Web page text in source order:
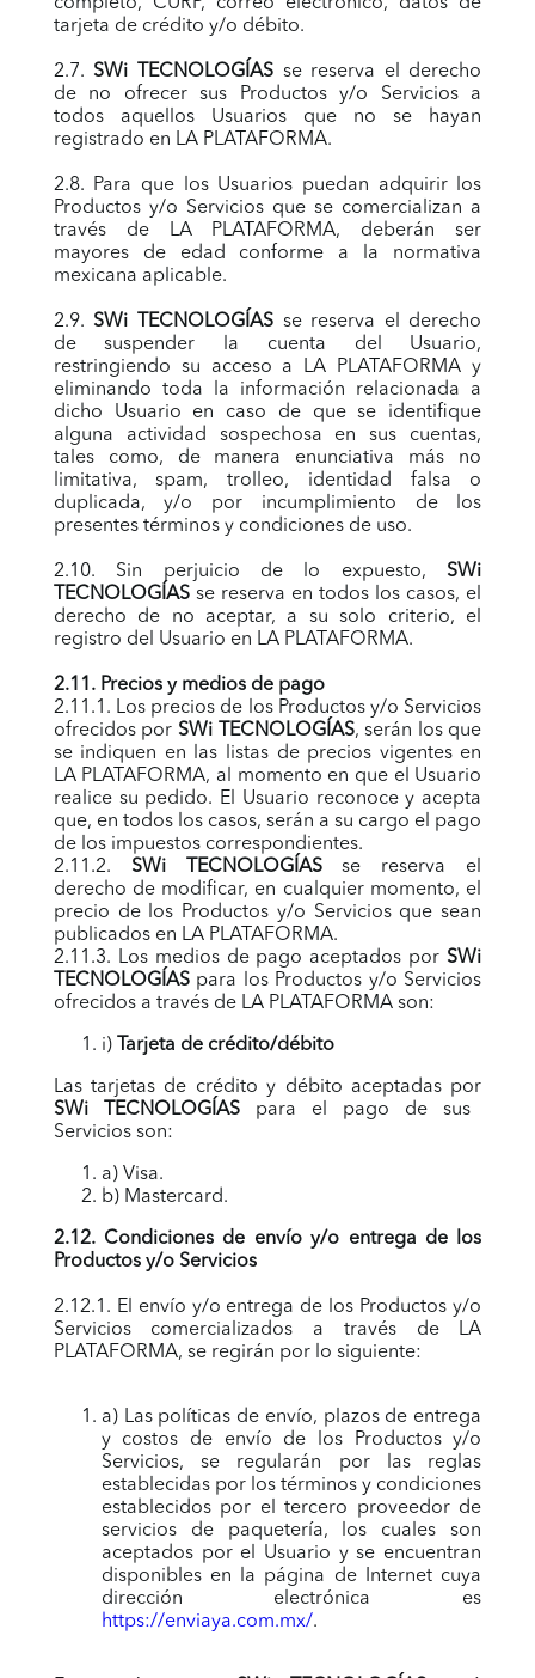
tarjeta de crédito y/o débito.
2.7. SWi TECNOLOGÍAS se reserva el derecho
de no ofrecer sus Productos y/o Servicios a
todos aquellos Usuarios que no se hayan
registrado en LA PLATAFORMA.
2.8. Para que los Usuarios puedan adquirir los
Productos y/o Servicios que se comercializan a
través de LA PLATAFORMA, deberán ser
mayores de edad conforme a la normativa
mexicana aplicable.
2.9. SWi TECNOLOGÍASse reserva el derecho
de suspender la cuenta del Usuario,
restringiendo su acceso a LA PLATAFORMA y
eliminando toda la información relacionada a
dicho Usuario en caso de que se identifique
alguna actividad sospechosa en sus cuentas,
tales como, de manera enunciativa más no
limitativa, spam, trolleo, identidad falsa o
duplicada, y/o por incumplimiento de los
presentes términos y condiciones de uso.
2.10. Sin perjuicio de lo expuesto, SWi
TECNOLOGÍASse reserva en todos los casos, el
derecho de no aceptar, a su solo criterio, el
registro del Usuario en LA PLATAFORMA.
2.11. Precios y medios de pago
2.11.1. Los precios de los Productos y/o Servicios
ofrecidos por SWi TECNOLOGÍAS, serán los que
se indiquen en las listas de precios vigentes en
LA PLATAFORMA, al momento en que el Usuario
realice su pedido. El Usuario reconoce y acepta
que, en todos los casos, serán a su cargo el pago
de los impuestos correspondientes.
2.11.2. SWi TECNOLOGÍASse reserva el
derecho de modificar, en cualquier momento, el
precio de los Productos y/o Servicios que sean
publicados en LA PLATAFORMA.
2.11.3. Los medios de pago aceptados por SWi
TECNOLOGÍASpara los Productos y/o Servicios
ofrecidos a través de LA PLATAFORMA son:
i) Tarjeta de crédito/débito
Las tarjetas de crédito y débito aceptadas por
SWi TECNOLOGÍASpara el pago de sus
Servicios son:
a) Visa.
b) Mastercard.
2.12. Condiciones de envío y/o entrega de los
Productos y/o Servicios
2.12.1. El envío y/o entrega de los Productos y/o
Servicios comercializados a través de LA
PLATAFORMA, se regirán por lo siguiente:
a) Las políticas de envío, plazos de entrega
y costos de envío de los Productos y/o
Servicios, se regularán por las reglas
establecidas por los términos y condiciones
establecidos por el tercero proveedor de
servicios de paquetería, los cuales son
aceptados por el Usuario y se encuentran
disponibles en la página de Internet cuya
dirección electrónica es
https://enviaya.com.mx/.